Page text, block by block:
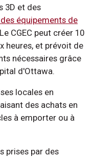
3D et des
équipements de
CGEC peut créer 10
heures, et prévoit de
nécessaires grâce
d'Ottawa.
locales en
des achats en
à emporter ou à
prises par des